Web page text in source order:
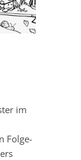
im
Folge-